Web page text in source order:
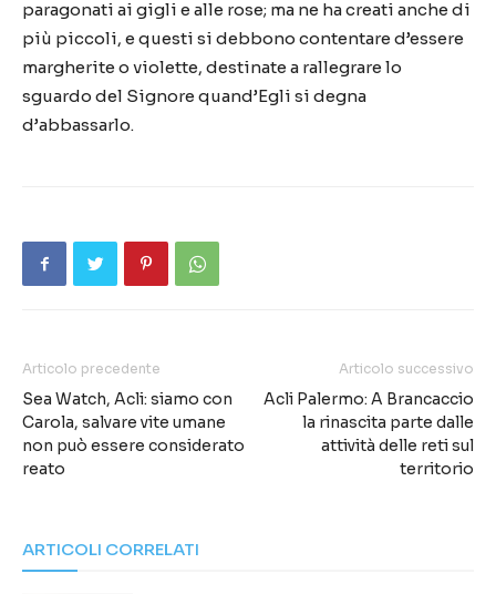
paragonati ai gigli e alle rose; ma ne ha creati anche di
più piccoli, e questi si debbono contentare d’essere
margherite o violette, destinate a rallegrare lo
sguardo del Signore quand’Egli si degna
d’abbassarlo.
Articolo precedente
Sea Watch, Acli: siamo con
Carola, salvare vite umane
non può essere considerato
reato
Articolo successivo
Acli Palermo: A Brancaccio
la rinascita parte dalle
attività delle reti sul
territorio
ARTICOLI CORRELATI